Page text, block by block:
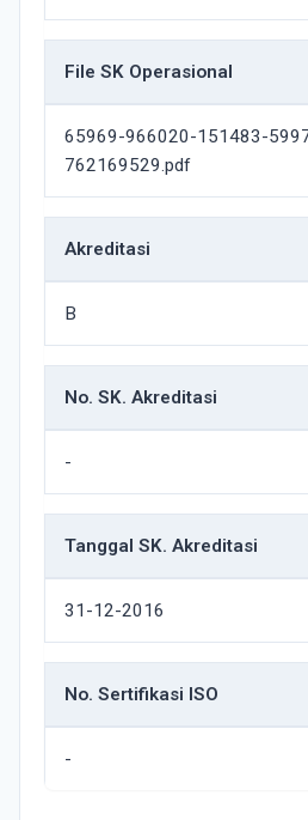
File SK Operasional
65969-966020-151483-
762169529.pdf
Akreditasi
B
No. SK. Akreditasi
-
Tanggal SK. Akreditasi
31-12-2016
No. Sertifikasi ISO
-